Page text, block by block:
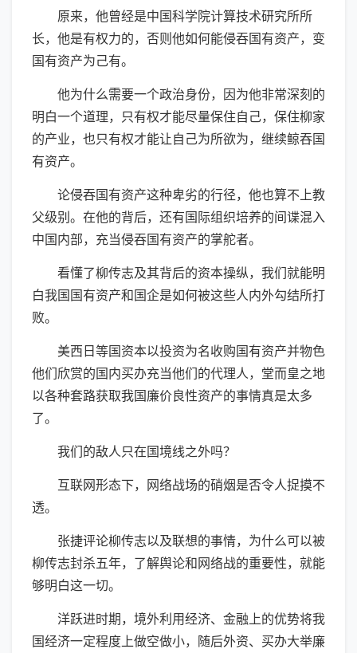
原来，他曾经是中国科学院计算技术研究所所
长，他是有权力的，否则他如何能侵吞国有资产，变
国有资产为己有。
他为什么需要一个政治身份，因为他非常深刻的
明白一个道理，只有权才能尽量保住自己，保住柳家
的产业，也只有权才能让自己为所欲为，继续鲸吞国
有资产。
论侵吞国有资产这种卑劣的行径，他也算不上教
父级别。在他的背后，还有国际组织培养的间谍混入
中国内部，充当侵吞国有资产的掌舵者。
看懂了柳传志及其背后的资本操纵，我们就能明
白我国国有资产和国企是如何被这些人内外勾结所打
败。
美西日等国资本以投资为名收购国有资产并物色
他们欣赏的国内买办充当他们的代理人，堂而皇之地
以各种套路获取我国廉价良性资产的事情真是太多
了。
我们的敌人只在国境线之外吗？
互联网形态下，网络战场的硝烟是否令人捉摸不
透。
张捷评论柳传志以及联想的事情，为什么可以被
柳传志封杀五年，了解舆论和网络战的重要性，就能
够明白这一切。
洋跃进时期，境外利用经济、金融上的优势将我
国经济一定程度上做空做小，随后外资、买办大举廉